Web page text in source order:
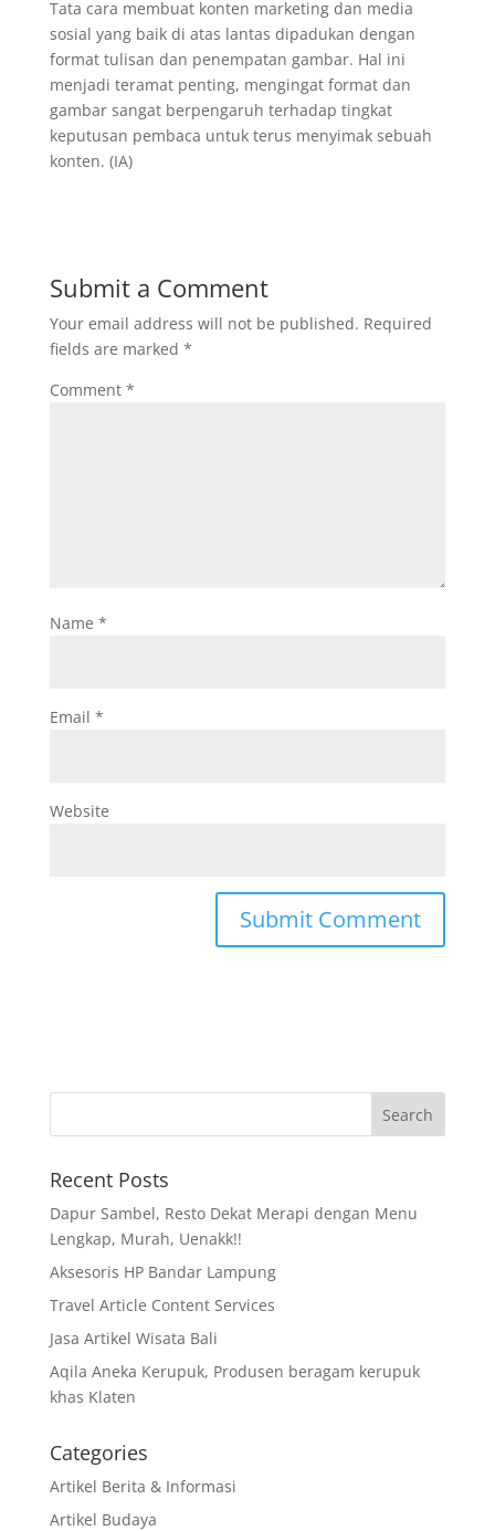
Tata cara membuat konten marketing dan media
sosial yang baik di atas lantas dipadukan dengan
format tulisan dan penempatan gambar. Hal ini
menjadi teramat penting, mengingat format dan
gambar sangat berpengaruh terhadap tingkat
keputusan pembaca untuk terus menyimak sebuah
konten. (IA)
Submit a Comment
Your email address will not be published. Required
fields are marked *
Comment *
Name *
Email *
Website
Recent Posts
Dapur Sambel, Resto Dekat Merapi dengan Menu
Lengkap, Murah, Uenakk!!
Aksesoris HP Bandar Lampung
Travel Article Content Services
Jasa Artikel Wisata Bali
Aqila Aneka Kerupuk, Produsen beragam kerupuk
khas Klaten
Categories
Artikel Berita & Informasi
Artikel Budaya